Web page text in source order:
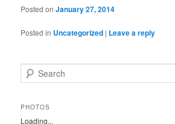
Posted onJanuary 27, 2014
Posted in Uncategorized | Leave a reply
e
rPHOTOS
Loading...